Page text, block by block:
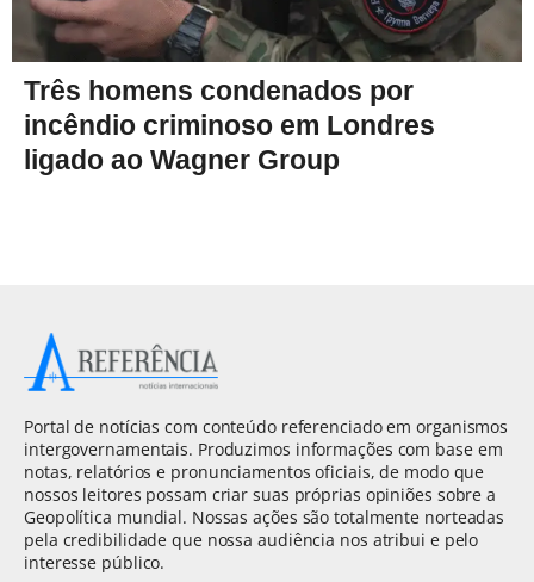
Três homens condenados por
incêndio criminoso em Londres
ligado ao Wagner Group
Portal de notícias com conteúdo referenciado em organismos
intergovernamentais. Produzimos informações com base em
notas, relatórios e pronunciamentos oficiais, de modo que
nossos leitores possam criar suas próprias opiniões sobre a
Geopolítica mundial. Nossas ações são totalmente norteadas
pela credibilidade que nossa audiência nos atribui e pelo
interesse público.